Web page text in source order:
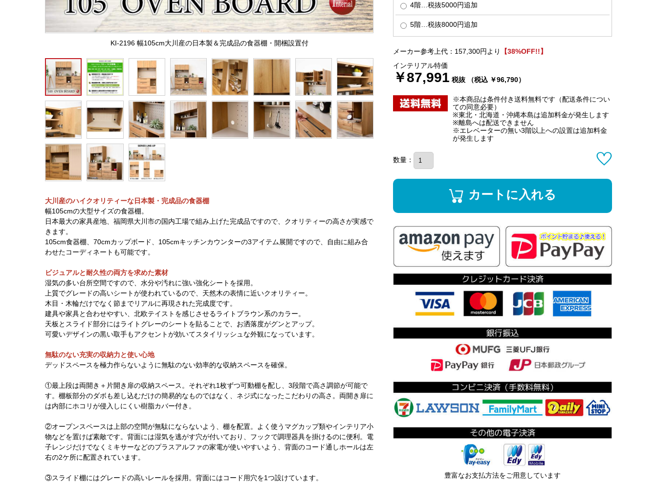
KI-2196 幅105cm大川産の日本製＆完成品の食器棚・開梱設置付
大川産のハイクオリティーな日本製・完成品の食器棚
幅105cmの大型サイズの食器棚。
日本最大の家具産地、福岡県大川市の国内工場で組み上げた完成品ですので、クオリティーの高さが実感で
きます。
105cm食器棚、70cmカップボード、105cmキッチンカウンターの3アイテム展開ですので、自由に組み合
わせたコーディネートも可能です。
ビジュアルと耐久性の両方を求めた素材
湿気の多い台所空間ですので、水分や汚れに強い強化シートを採用。
上質でグレードの高いシートが使われているので、天然木の表情に近いクオリティー。
木目・木輪だけでなく節までリアルに再現された完成度です。
建具や家具と合わせやすい、北欧テイストを感じさせるライトブラウン系のカラー。
天板とスライド部分にはライトグレーのシートを貼ることで、お洒落度がグンとアップ。
可愛いデザインの黒い取手もアクセントが効いてスタイリッシュな外観になっています。
無駄のない充実の収納力と使い心地
デッドスペースを極力作らないように無駄のない効率的な収納スペースを確保。
①最上段は両開き＋片開き扉の収納スペース。それぞれ1枚ずつ可動棚を配し、3段階で高さ調節が可能で
す。棚板部分のダボも差し込むだけの簡易的なものではなく、ネジ式になったこだわりの高さ。両開き扉に
は内部にホコリが侵入しにくい樹脂カバー付き。
②オープンスペースは上部の空間が無駄にならないよう、棚を配置。よく使うマグカップ類やインテリア小
物などを置けば素敵です。背面には湿気を逃がす穴が付いており、フックで調理器具を掛けるのに便利。電
子レンジだけでなくミキサーなどのプラスアルファの家電が使いやすいよう、背面のコード通しホールは左
右の2ケ所に配置されています。
③スライド棚にはグレードの高いレールを採用。背面にはコード用穴を1つ設けています。
4階…税抜5000円追加
5階…税抜8000円追加
メーカー参考上代：157,300円より
【38%OFF!!】
インテリアル特価
￥87,991 税抜 （税込 ￥96,790）
※本商品は条件付き送料無料です（配送条件につい
ての同意必要）
※東北・北海道・沖縄本島は追加料金が発生します
※離島へは配送できません
※エレベーターの無い3階以上への設置は追加料金
が発生します
数量：
カートに入れる
豊富なお支払方法をご用意しています